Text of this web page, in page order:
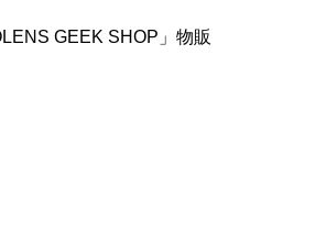
GEEK SHOP」物販